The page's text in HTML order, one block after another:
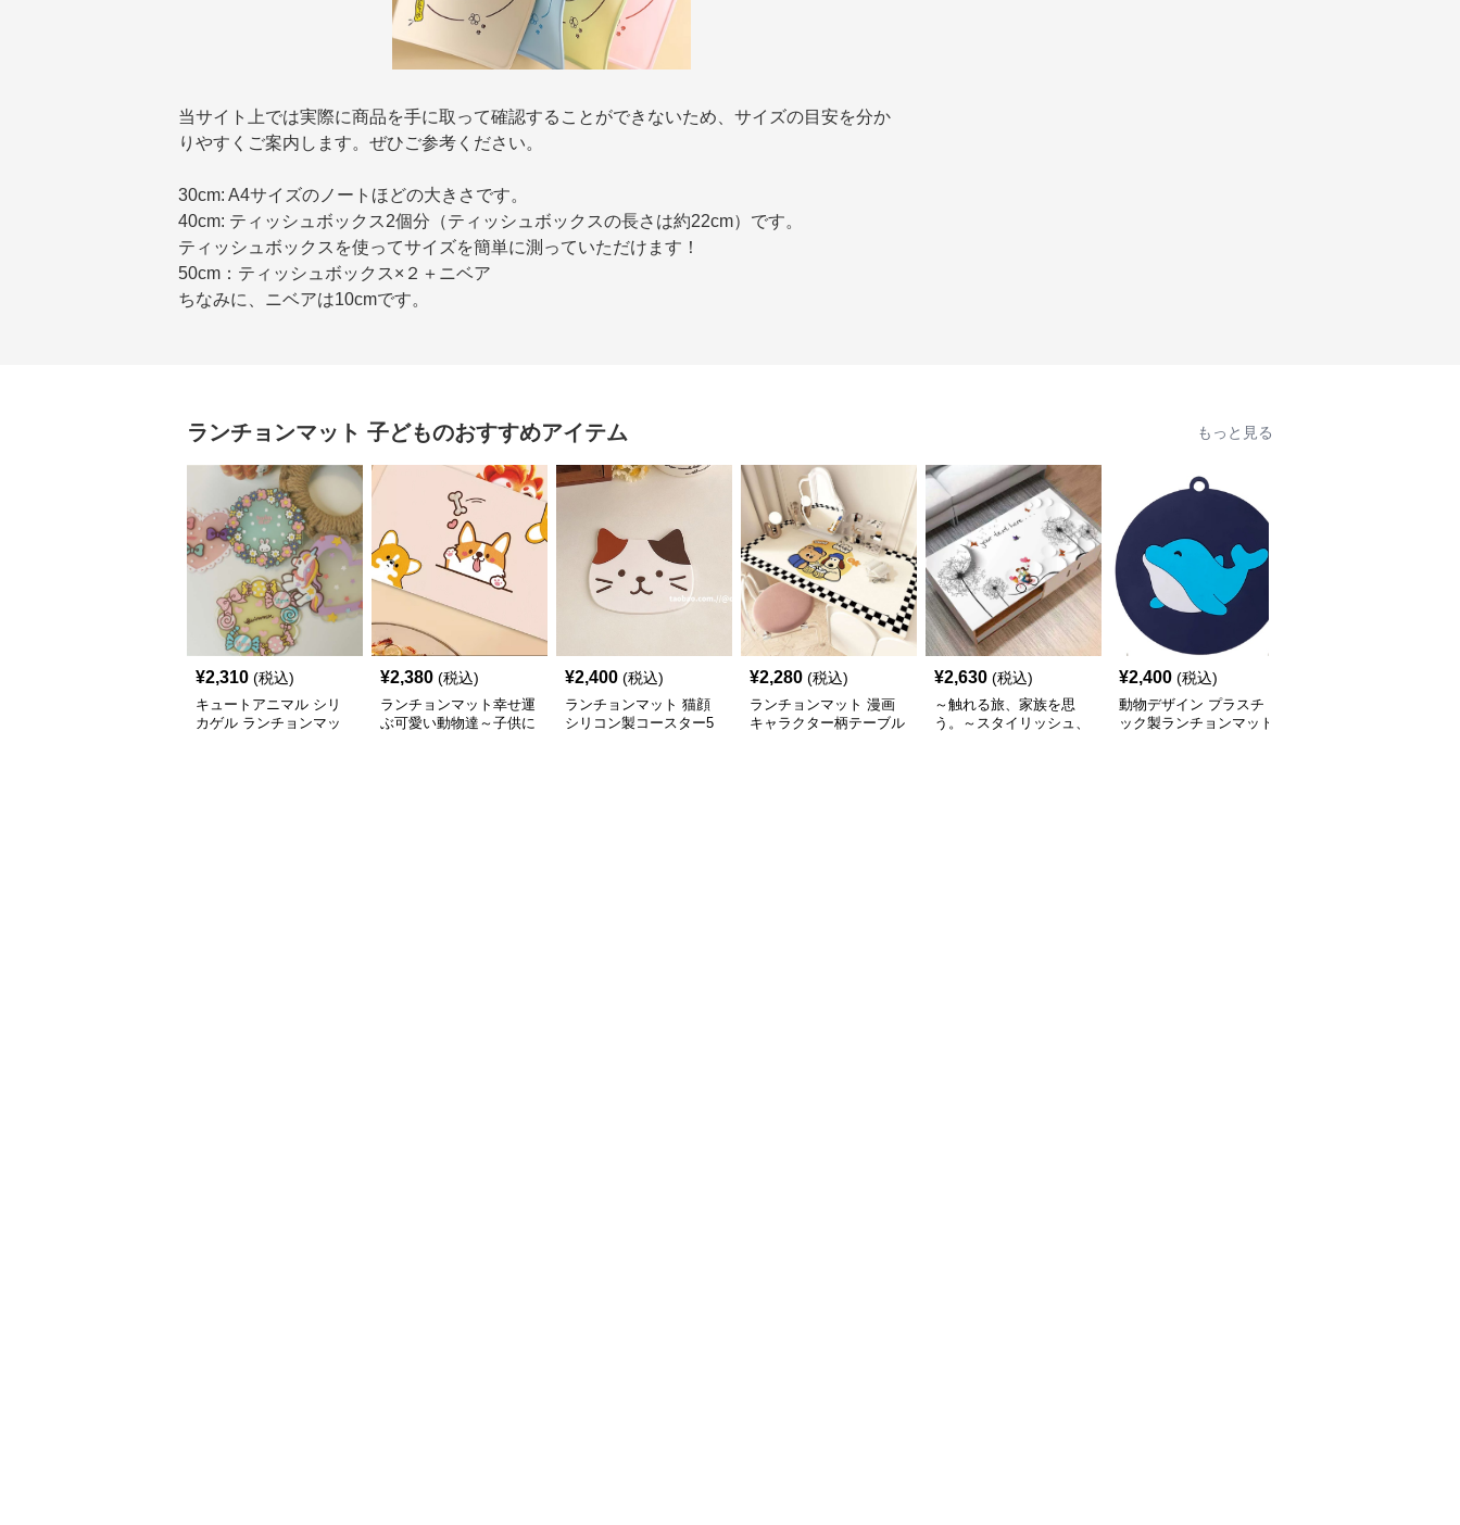
当サイト上では実際に商品を手に取って確認することができないため、サイズの目安を分か
りやすくご案内します。ぜひご参考ください。
30cm: A4サイズのノートほどの大きさです。
40cm: ティッシュボックス2個分（ティッシュボックスの長さは約22cm）です。
ティッシュボックスを使ってサイズを簡単に測っていただけます！
50cm：ティッシュボックス×２＋ニベア
ちなみに、ニベアは10cmです。
ランチョンマット 子どものおすすめアイテム もっと見る
¥2,310 (税込)
キュートアニマル シリ
カゲル ランチョンマッ
¥2,380 (税込)
ランチョンマット幸せ運
ぶ可愛い動物達～子供に
¥2,400 (税込)
ランチョンマット 猫顔
シリコン製コースター5
¥2,280 (税込)
ランチョンマット 漫画
キャラクター柄テーブル
¥2,630 (税込)
～触れる旅、家族を思
う。～スタイリッシュ、
¥2,400 (税込)
動物デザイン プラスチ
ック製ランチョンマット